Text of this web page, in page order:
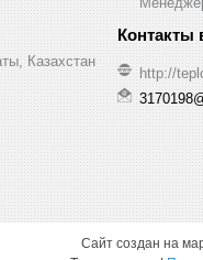
Казахстан
http://
Сайт создан на